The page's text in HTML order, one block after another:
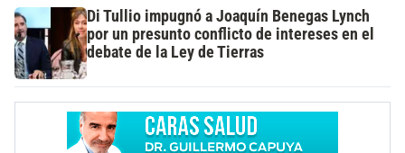
Di Tullio impugnó a Joaquín Benegas Lynch
por un presunto conflicto de intereses en el
debate de la Ley de Tierras